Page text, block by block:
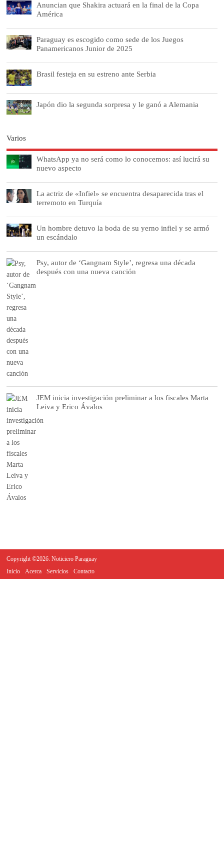
Anuncian que Shakira actuará en la final de la Copa
América
Paraguay es escogido como sede de los Juegos
Panamericanos Junior de 2025
Brasil festeja en su estreno ante Serbia
Japón dio la segunda sorpresa y le ganó a Alemania
Varios
WhatsApp ya no será como lo conocemos: así lucirá su
nuevo aspecto
La actriz de «Infiel» se encuentra desaparecida tras el
terremoto en Turquía
Un hombre detuvo la boda de su yerno infiel y se armó
un escándalo
Psy, autor de ‘Gangnam Style’, regresa una década
después con una nueva canción
JEM inicia investigación preliminar a los fiscales Marta
Leiva y Erico Ávalos
Copyright ©2026. Noticiero Paraguay
Inicio
Acerca Servicios Contacto